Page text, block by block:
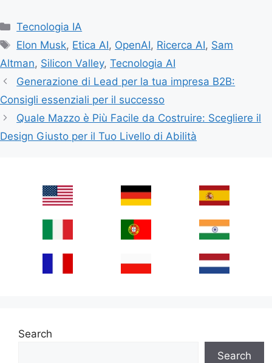
Categories
Tecnologia IA
Tags
Elon Musk, Etica AI, OpenAI, Ricerca AI, Sam
Altman, Silicon Valley, Tecnologia AI
Generazione di Lead per la tua impresa B2B:
Consigli essenziali per il successo
Quale Mazzo è Più Facile da Costruire: Scegliere il
Design Giusto per il Tuo Livello di Abilità
Search
Search